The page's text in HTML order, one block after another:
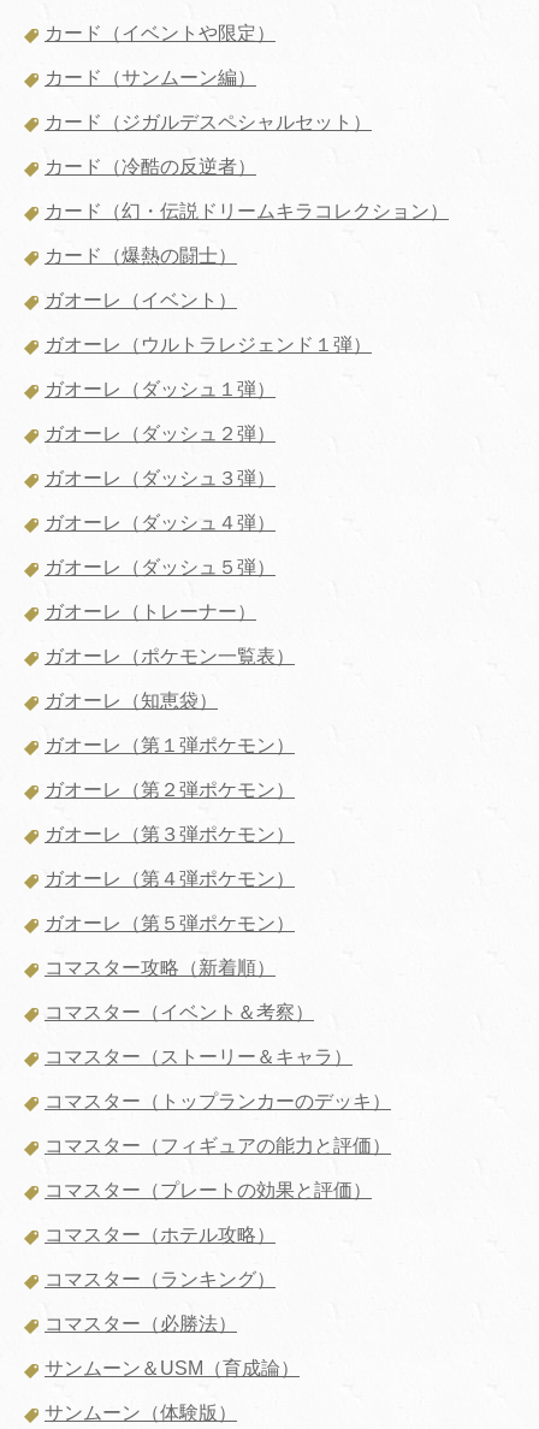
カード（イベントや限定）
カード（サンムーン編）
カード（ジガルデスペシャルセット）
カード（冷酷の反逆者）
カード（幻・伝説ドリームキラコレクション）
カード（爆熱の闘士）
ガオーレ（イベント）
ガオーレ（ウルトラレジェンド１弾）
ガオーレ（ダッシュ１弾）
ガオーレ（ダッシュ２弾）
ガオーレ（ダッシュ３弾）
ガオーレ（ダッシュ４弾）
ガオーレ（ダッシュ５弾）
ガオーレ（トレーナー）
ガオーレ（ポケモン一覧表）
ガオーレ（知恵袋）
ガオーレ（第１弾ポケモン）
ガオーレ（第２弾ポケモン）
ガオーレ（第３弾ポケモン）
ガオーレ（第４弾ポケモン）
ガオーレ（第５弾ポケモン）
コマスター攻略（新着順）
コマスター（イベント＆考察）
コマスター（ストーリー＆キャラ）
コマスター（トップランカーのデッキ）
コマスター（フィギュアの能力と評価）
コマスター（プレートの効果と評価）
コマスター（ホテル攻略）
コマスター（ランキング）
コマスター（必勝法）
サンムーン＆USM（育成論）
サンムーン（体験版）